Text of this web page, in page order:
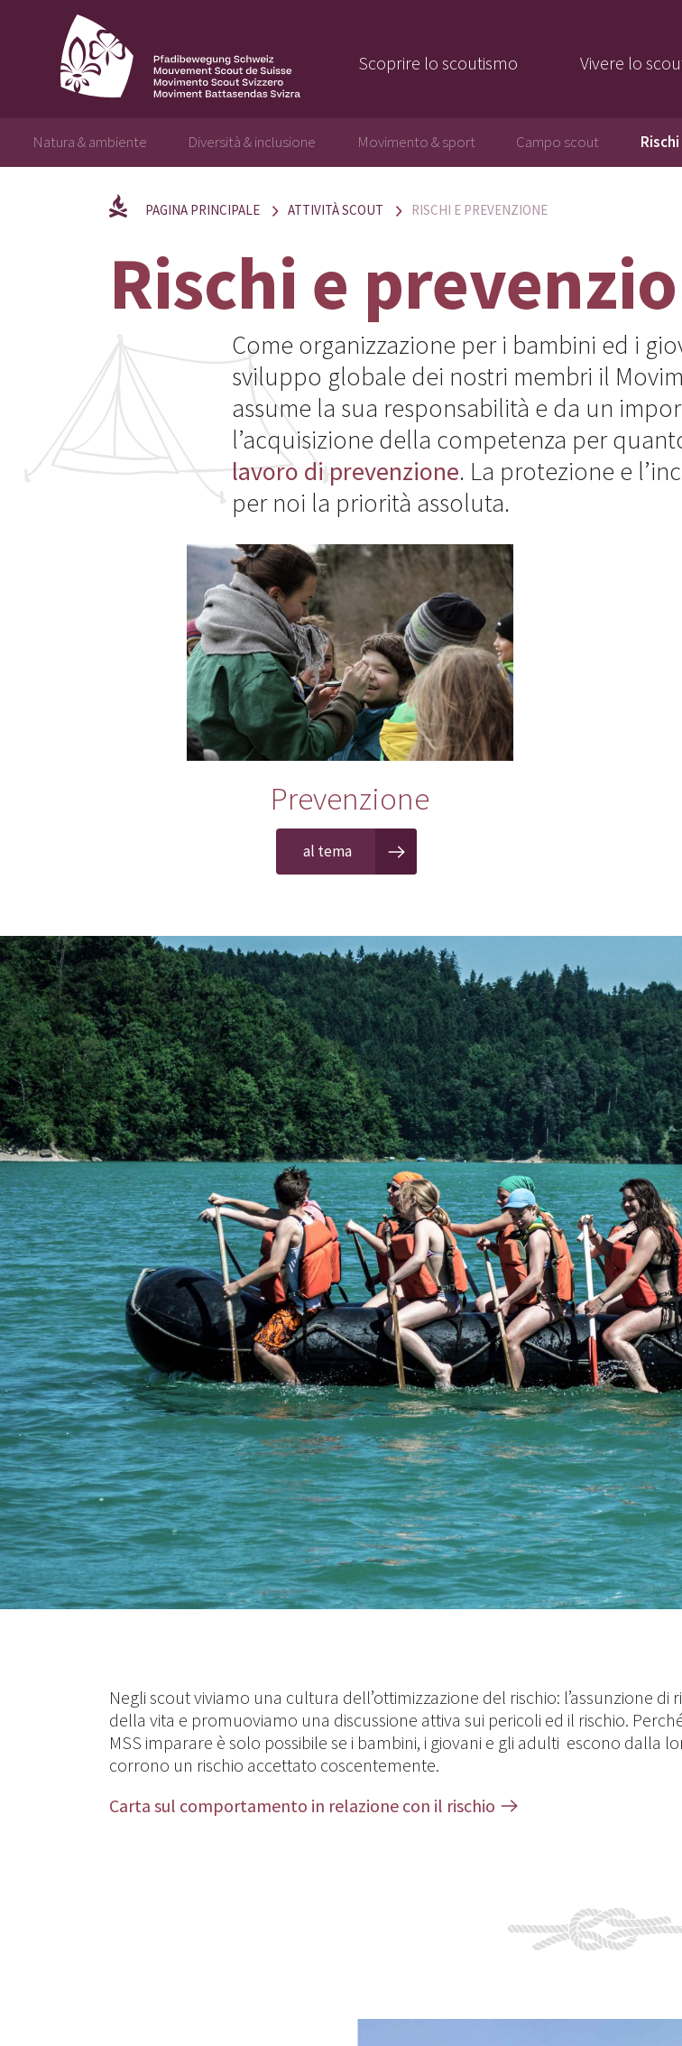
Scoprire lo scoutismo Vivere lo
Natura & ambiente Diversità & inclusione Movimento & sport Campo scout
PAGINA PRINCIPALE ATTIVITÀ SCOUT RISCHI E PREVENZIONE
Rischi e
Come organizzazione per i bambini ed i
sviluppo globale dei nostri membri il
assume la sua responsabilità e da un
l’acquisizione della competenza per
lavoro di prevenzione. La protezione e
per noi la priorità assoluta.
Prevenzione
al tema
Negli scout viviamo una cultura dell’ottimizzazione del rischio: l’assunzione di
della vita e promuoviamo una discussione attiva sui pericoli ed il rischio.
MSS imparare è solo possibile se i bambini, i giovani e gli adulti escono dalla
corrono un rischio accettato coscentemente.
Carta sul comportamento in relazione con il rischio